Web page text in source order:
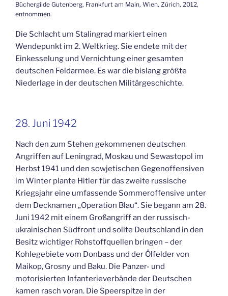
Büchergilde Gutenberg, Frankfurt am Main, Wien, Zürich, 2012,
entnommen.
Die Schlacht um Stalingrad markiert einen
Wendepunkt im 2. Weltkrieg. Sie endete mit der
Einkesselung und Vernichtung einer gesamten
deutschen Feldarmee. Es war die bislang größte
Niederlage in der deutschen Militärgeschichte.
28. Juni 1942
Nach den zum Stehen gekommenen deutschen
Angriffen auf Leningrad, Moskau und Sewastopol im
Herbst 1941 und den sowjetischen Gegenoffensiven
im Winter plante Hitler für das zweite russische
Kriegsjahr eine umfassende Sommeroffensive unter
dem Decknamen „Operation Blau“. Sie begann am 28.
Juni 1942 mit einem Großangriff an der russisch-
ukrainischen Südfront und sollte Deutschland in den
Besitz wichtiger Rohstoffquellen bringen – der
Kohlegebiete vom Donbass und der Ölfelder von
Maikop, Grosny und Baku. Die Panzer- und
motorisierten Infanterieverbände der Deutschen
kamen rasch voran. Die Speerspitze in der